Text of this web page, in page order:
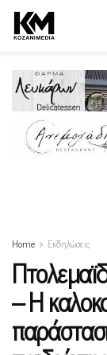
Home Εκδηλώσεις
– Η